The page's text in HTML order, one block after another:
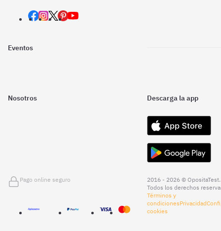
Eventos
Nosotros Descarga la app
Pago online seguro
2016 - 2026 © OpositaTest.
Todos los derechos
Términos y
condicionesPrivacidad
cookies